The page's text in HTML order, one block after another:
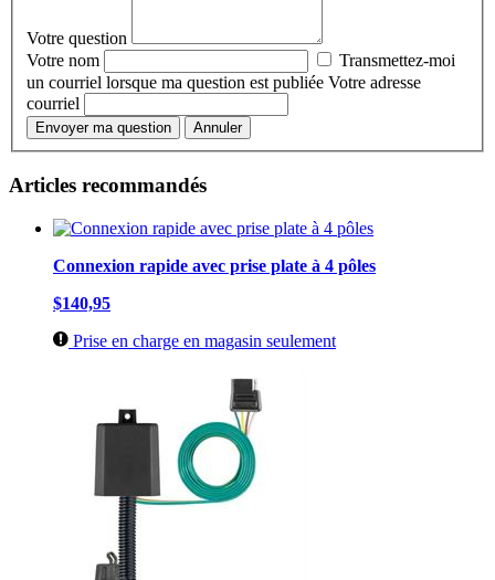
Votre question
Votre nom
Transmettez-moi
un courriel lorsque ma question est publiée Votre adresse
courriel
Envoyer ma question Annuler
Articles recommandés
Connexion rapide avec prise plate à 4 pôles
$140,95
Prise en charge en magasin seulement